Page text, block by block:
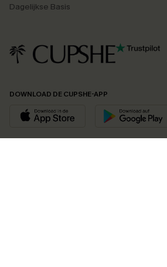
Dagelijkse Basis
DOWNLOAD DE CUPSHE-APP